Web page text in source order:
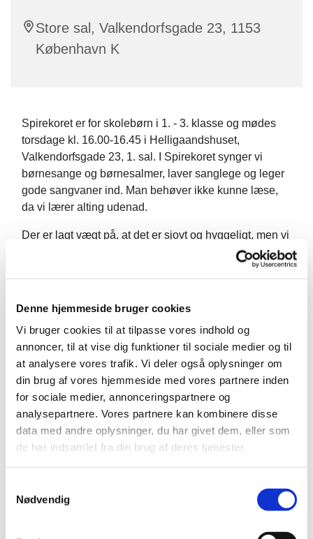
Denne hjemmeside bruger cookies
Vi bruger cookies til at tilpasse vores indhold og
annoncer, til at vise dig funktioner til sociale medier og til
at analysere vores trafik. Vi deler også oplysninger om
din brug af vores hjemmeside med vores partnere inden
for sociale medier, annonceringspartnere og
analysepartnere. Vores partnere kan kombinere disse
data med andre oplysninger, du har givet dem, eller som
de har indsamlet fra din brug af deres tjenester.
Nødvendig
Store sal, Valkendorfsgade 23, 1153
København K
Spirekoret er for skolebørn i 1. - 3. klasse og mødes
torsdage kl. 16.00-16.45 i Helligaandshuset,
Valkendorfsgade 23, 1. sal. I Spirekoret synger vi
børnesange og børnesalmer, laver sanglege og leger
gode sangvaner ind. Man behøver ikke kunne læse,
da vi lærer alting udenad.
Der er lagt vægt på, at det er sjovt og hyggeligt, men vi
arbejder med pædagogisk/musikalsk progression.
Derfor ønsker vi, at der er opmærksomhed på, at det er
undervisningen. Hun er uddannet fra Det Kongelige
ledelse af børnekor.
Der kommer halvårligt et tilmeldingslink på
hjemmesiden.